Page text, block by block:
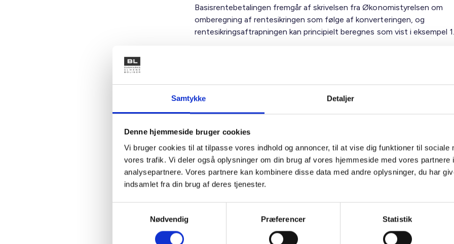
Samtykke Detaljer
Denne hjemmeside bruger cookies
Vi bruger cookies til at tilpasse vores indhold og annoncer, til at vise dig funktioner til sociale
vores trafik. Vi deler også oplysninger om din brug af vores hjemmeside med vores partnere
analysepartnere. Vores partnere kan kombinere disse data med andre oplysninger, du har
indsamlet fra din brug af deres tjenester.
Nødvendig
Præferencer Statistik
Basisrentebetalingen fremgår af skrivelsen fra Økonomistyrelsen om
omberegning af rentesikringen som følge af konverteringen, og
rentesikringsaftrapningen kan principielt beregnes som vist i eksempel 1.
nominallån, et såkaldt skyggelån . I dette tilfælde kan rentesikringen ikke
beregnes på sædvanlig måde, ligesom oplysningerne, der modtages fra
Økonomistyrelsen i løbet af efteråret, heller ikke kan anvendes på
skyggelånet.
Nettokapitaludgifterne i 2009 for en afdeling med rentesikring til
rentetilpasningslån beløber sig imidlertid til forskellen mellem ydelsen på
skyggelånet og rentesikringen for 2009, som vist i eksempel 3.
ydelsen på afdelingens lån for 2009, hvilket kreditinstituttet giver